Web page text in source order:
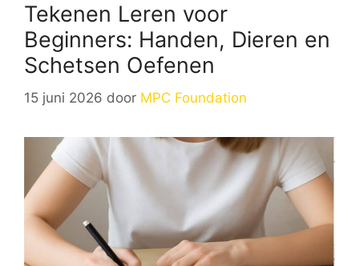
Tekenen Leren voor
Beginners: Handen, Dieren en
Schetsen Oefenen
15 juni 2026 door MPC Foundation